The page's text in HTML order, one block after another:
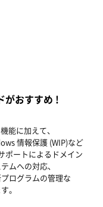
がおすすめ !
能に加えて、
情報保護 (WIP)など
ポートによるドメイン
ムへの対応、
ログラムの管理な
。